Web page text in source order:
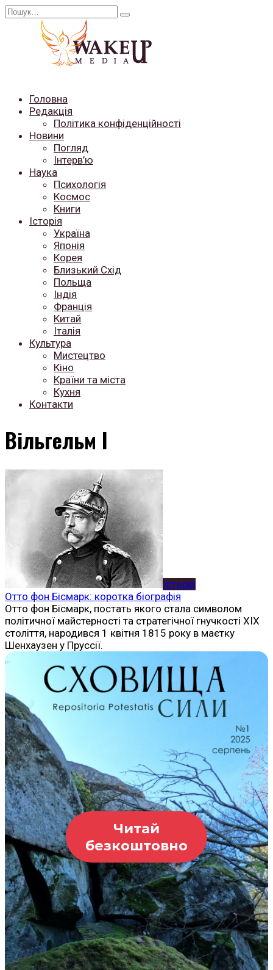
Перейти
Search
Головна
Редакція
Політика конфіденційності
Новини
Погляд
Інтерв’ю
Наука
Психологія
Космос
Книги
Історія
Україна
Японія
Корея
Близький Схід
Польща
Індія
Франція
Китай
Італія
Культура
Мистецтво
Кіно
Країни та міста
Кухня
Контакти
Вільгельм I
Історія
Отто фон Бісмарк: коротка біографія
Отто фон Бісмарк, постать якого стала символом
політичної майстерності та стратегічної гнучкості XIX
століття, народився 1 квітня 1815 року в маєтку
Шенхаузен у Пруссії.
Читай
безкоштовно